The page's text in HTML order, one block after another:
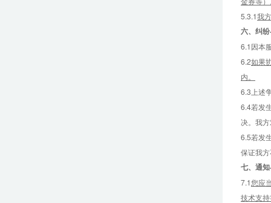
5.3.1我
六、 纠
6.1因本
6.2如果
内。
6.3上述
6.4若发
决。我
6.5若发
保证我
七、 通
7.1您应
技术支